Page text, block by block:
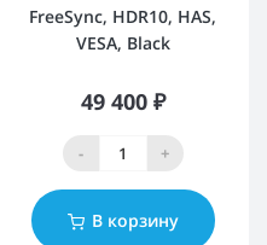
FreeSync, HDR10, HAS,
VESA, Black
49 400 ₽
- +
В корзину